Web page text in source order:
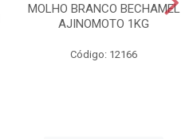
MOLHO BRANCO BECHAMEL
AJINOMOTO 1KG
Código: 12166